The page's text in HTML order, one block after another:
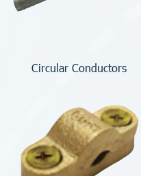
Circular Conductors